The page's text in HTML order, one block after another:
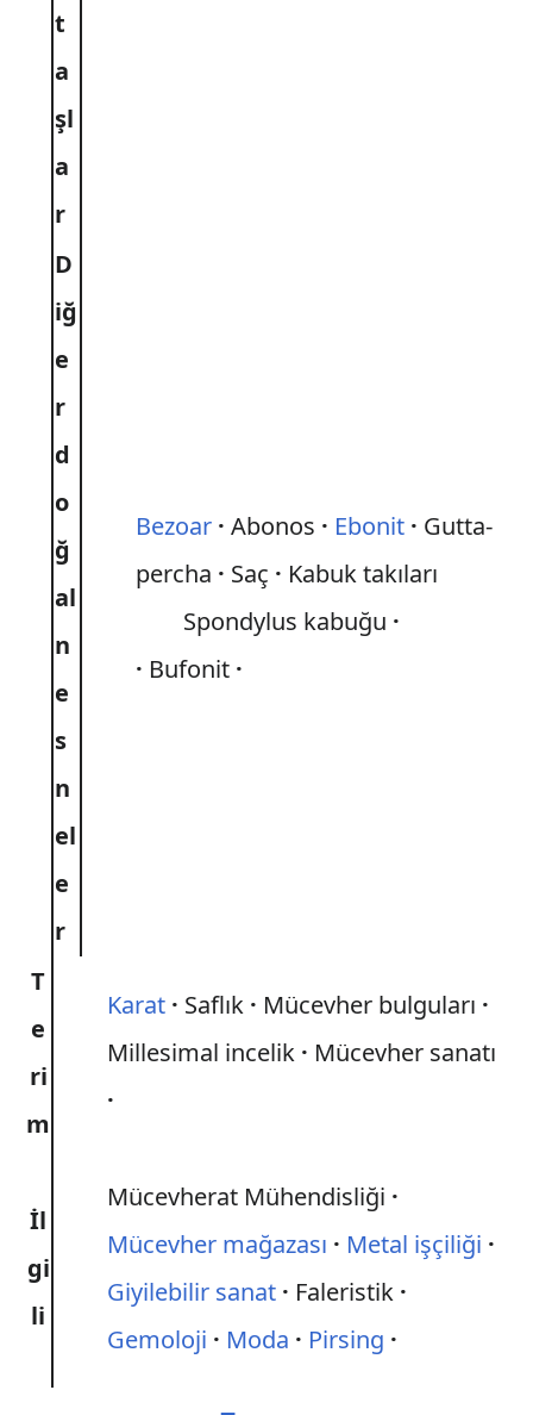
t
a
şl
a
r
D
iğ
e
r
d
o
ğ
al
n
e
s
n
el
e
r
Bezoar Abonos Ebonit
Gutta-
percha
Saç
Kabuk takıları
Spondylus kabuğu
Bufonit
T
e
ri
m
Karat Saflık
Mücevher bulguları
Millesimal incelik
Mücevher sanatı
İl
gi
li
Mücevherat Mühendisliği
Mücevher mağazası
Metal işçiliği
Giyilebilir sanat
Faleristik
Gemoloji
Moda Pirsing